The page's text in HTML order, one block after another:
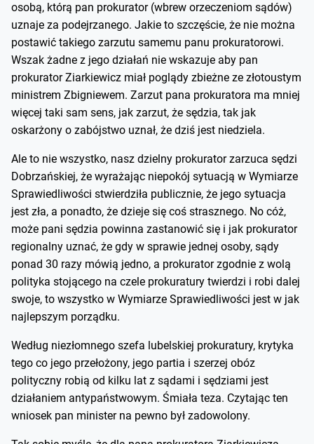
osobą, którą pan prokurator (wbrew orzeczeniom sądów)
uznaje za podejrzanego. Jakie to szczęście, że nie można
postawić takiego zarzutu samemu panu prokuratorowi.
Wszak żadne z jego działań nie wskazuje aby pan
prokurator Ziarkiewicz miał poglądy zbieżne ze złotoustym
ministrem Zbigniewem. Zarzut pana prokuratora ma mniej
więcej taki sam sens, jak zarzut, że sędzia, tak jak
oskarżony o zabójstwo uznał, że dziś jest niedziela.
Ale to nie wszystko, nasz dzielny prokurator zarzuca sędzi
Dobrzańskiej, że wyrażając niepokój sytuacją w Wymiarze
Sprawiedliwości stwierdziła publicznie, że jego sytuacja
jest zła, a ponadto, że dzieje się coś strasznego. No cóż,
może pani sędzia powinna zastanowić się i jak prokurator
regionalny uznać, że gdy w sprawie jednej osoby, sądy
ponad 30 razy mówią jedno, a prokurator zgodnie z wolą
polityka stojącego na czele prokuratury twierdzi i robi dalej
swoje, to wszystko w Wymiarze Sprawiedliwości jest w jak
najlepszym porządku.
Według niezłomnego szefa lubelskiej prokuratury, krytyka
tego co jego przełożony, jego partia i szerzej obóz
polityczny robią od kilku lat z sądami i sędziami jest
działaniem antypaństwowym. Śmiała teza. Czytając ten
wniosek pan minister na pewno był zadowolony.